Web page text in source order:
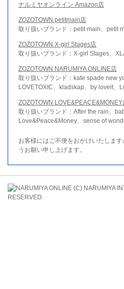
ナルミヤオンライン Amazon店
ZOZOTOWN petitmain店
取り扱いブランド：petit main、petit
ZOZOTOWN X-girl Stages店
取り扱いブランド：X-girl Stages、
ZOZOTOWN NARUMIYA ONLINE店
取り扱いブランド：kate spade new
LOVETOXIC、kladskap、by loveit、
ZOZOTOWN LOVE&PEACE&MONEY
取り扱いブランド：After the rain、
Love&Peace&Money、sense of
お客様にはご不便をおかけいたしま
うお願い申し上げます。